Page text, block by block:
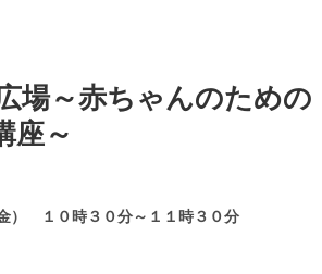
場～赤ちゃんのための
座～
） １０時３０分～１１時３０分